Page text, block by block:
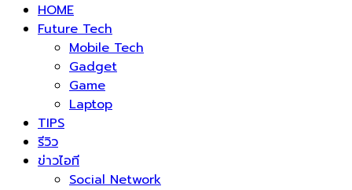
HOME
Future Tech
Mobile Tech
Gadget
Game
Laptop
TIPS
รีวิว
ข่าวไอที
Social Network